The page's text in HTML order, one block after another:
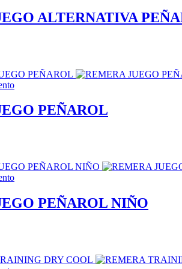
ALTERNATIVA
PEÑAROL
PEÑAROL NIÑO